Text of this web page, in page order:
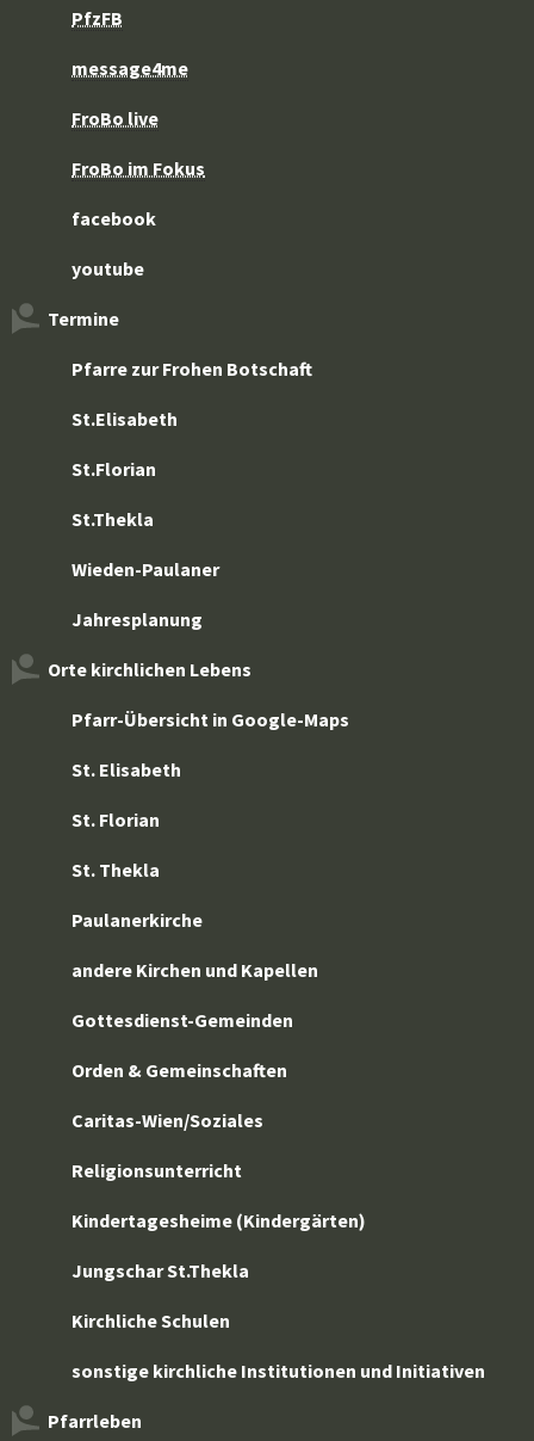
PfzFB
message4me
FroBo live
FroBo im Fokus
facebook
youtube
Termine
Pfarre zur Frohen Botschaft
St.Elisabeth
St.Florian
St.Thekla
Wieden-Paulaner
Jahresplanung
Orte kirchlichen Lebens
Pfarr-Übersicht in Google-Maps
St. Elisabeth
St. Florian
St. Thekla
Paulanerkirche
andere Kirchen und Kapellen
Gottesdienst-Gemeinden
Orden & Gemeinschaften
Caritas-Wien/Soziales
Religionsunterricht
Kindertagesheime (Kindergärten)
Jungschar St.Thekla
Kirchliche Schulen
sonstige kirchliche Institutionen und Initiativen
Pfarrleben